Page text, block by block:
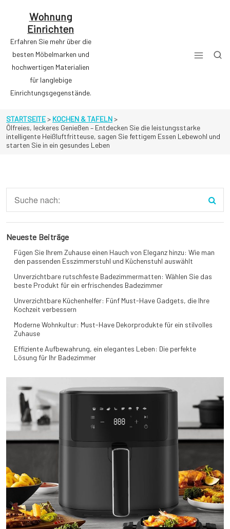
Wohnung
Einrichten
Erfahren Sie mehr über die
besten Möbelmarken und
hochwertigen Materialien
für langlebige
Einrichtungsgegenstände.
STARTSEITE> KOCHEN & TAFELN>
Ölfreies, leckeres Genießen – Entdecken Sie die leistungsstarke
intelligente Heißluftfritteuse, sagen Sie fettigem Essen Lebewohl und
starten Sie in ein gesundes Leben
Neueste Beiträge
Fügen Sie Ihrem Zuhause einen Hauch von Eleganz hinzu: Wie man
den passenden Esszimmerstuhl und Küchenstuhl auswählt
Unverzichtbare rutschfeste Badezimmermatten: Wählen Sie das
beste Produkt für ein erfrischendes Badezimmer
Unverzichtbare Küchenhelfer: Fünf Must-Have Gadgets, die Ihre
Kochzeit verbessern
Moderne Wohnkultur: Must-Have Dekorprodukte für ein stilvolles
Zuhause
Effiziente Aufbewahrung, ein elegantes Leben: Die perfekte
Lösung für Ihr Badezimmer